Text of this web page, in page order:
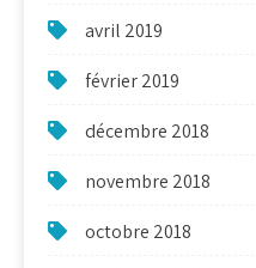
avril 2019
février 2019
décembre 2018
novembre 2018
octobre 2018